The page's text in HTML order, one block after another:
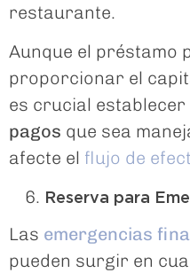
restaurante.
Aunque el préstamo
proporcionar el
es crucial establecer
pagos que sea
afecte el flujo de
Reserva para
Las emergencias
pueden surgir en